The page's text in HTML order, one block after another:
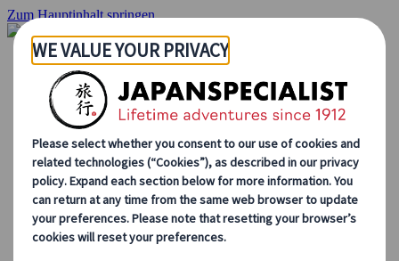
Zum Hauptinhalt springen
Startseite
Rundreisen
Individuelle Reisen
Gruppenreisen
Selbstfahrerreisen
Ausflüge
Maßgeschneiderte Gruppenreisen
Japan Rail Pass
Wie wir arbeiten
Über uns
Treffen Sie unser Team
Werden Sie Teil unseres Teams